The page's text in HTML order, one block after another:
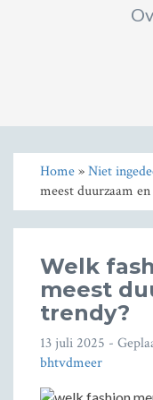
Home»Niet
meest duurzaam
Welk
meest
trendy?
13 juli 2025 -
bhtvdmeer